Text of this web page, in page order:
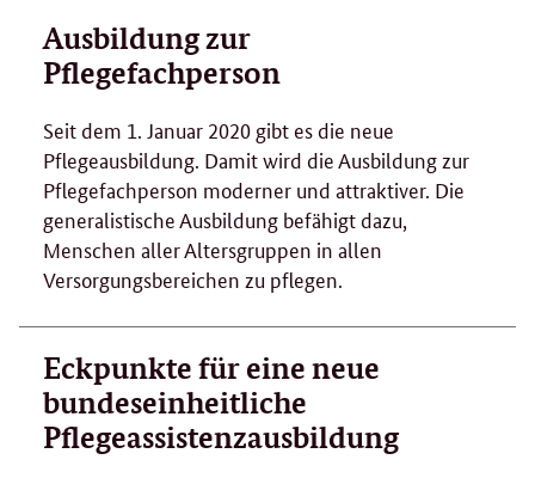
Ausbildung zur
Pflegefachperson
Seit dem 1. Januar 2020 gibt es die neue
Pflegeausbildung. Damit wird die Ausbildung zur
Pflegefachperson moderner und attraktiver. Die
generalistische Ausbildung befähigt dazu,
Menschen aller Altersgruppen in allen
Versorgungsbereichen zu pflegen.
Eckpunkte für eine neue
bundeseinheitliche
Pflegeassistenzausbildung